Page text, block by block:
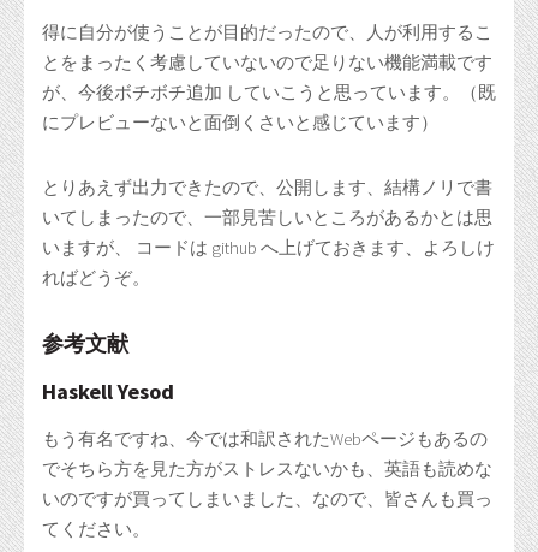
得に自分が使うことが目的だったので、人が利用するこ
とをまったく考慮していないので足りない機能満載です
が、今後ボチボチ追加 していこうと思っています。（既
にプレビューないと面倒くさいと感じています）
とりあえず出力できたので、公開します、結構ノリで書
いてしまったので、一部見苦しいところがあるかとは思
いますが、 コードは github へ上げておきます、よろしけ
ればどうぞ。
参考文献
Haskell Yesod
もう有名ですね、今では和訳されたWebページもあるの
でそちら方を見た方がストレスないかも、英語も読めな
いのですが買ってしまいました、なので、皆さんも買っ
てください。